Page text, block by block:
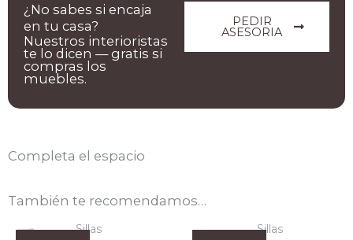
PEDIR
ASESORIA
¿No sabes si encaja
en tu casa?
Nuestros interioristas
te lo dicen — gratis si
compras los
muebles.
Completa el espacio
También te recomendamos…
Sillas Sillas